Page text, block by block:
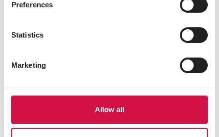
Preferences
Statistics
Marketing
Allow all
Contiene tutti i
nutrienti essenziali
completa ed